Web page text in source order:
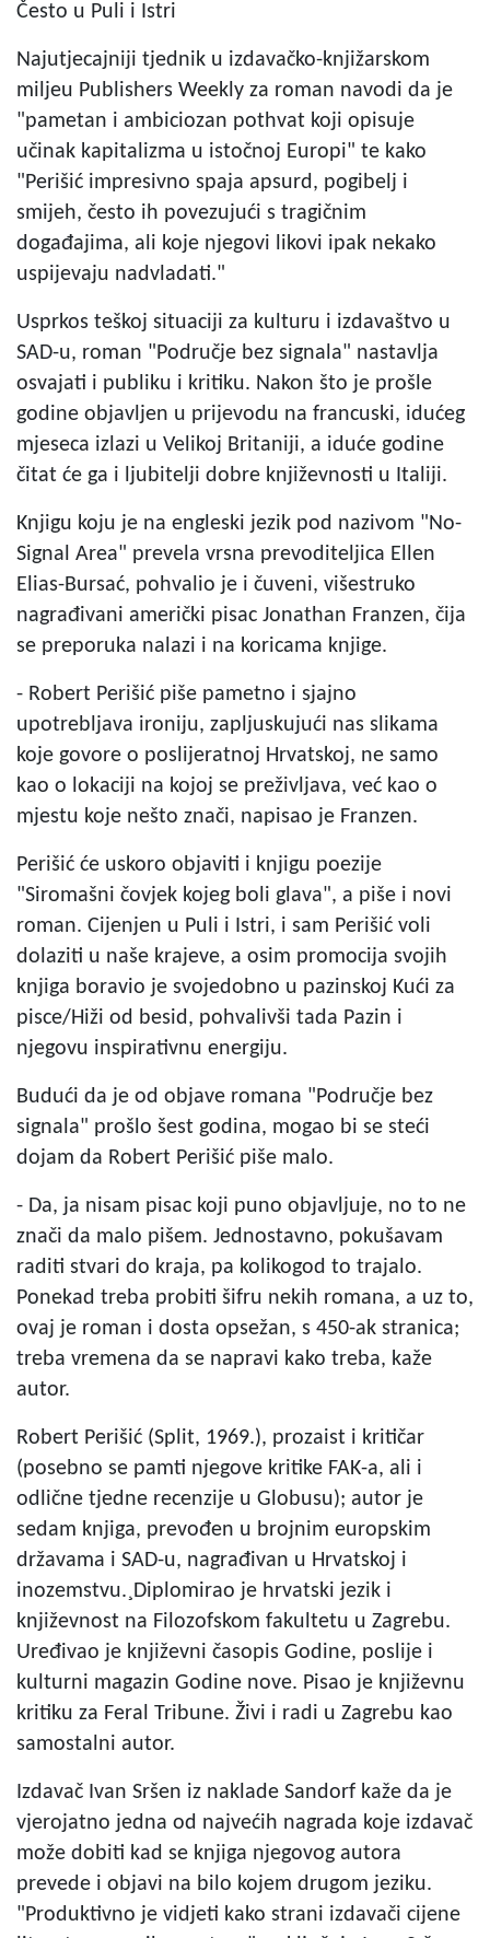
Često u Puli i Istri
Najutjecajniji tjednik u izdavačko-knjižarskom
miljeu Publishers Weekly za roman navodi da je
"pametan i ambiciozan pothvat koji opisuje
učinak kapitalizma u istočnoj Europi" te kako
"Perišić impresivno spaja apsurd, pogibelj i
smijeh, često ih povezujući s tragičnim
događajima, ali koje njegovi likovi ipak nekako
uspijevaju nadvladati."
Usprkos teškoj situaciji za kulturu i izdavaštvo u
SAD-u, roman "Područje bez signala" nastavlja
osvajati i publiku i kritiku. Nakon što je prošle
godine objavljen u prijevodu na francuski, idućeg
mjeseca izlazi u Velikoj Britaniji, a iduće godine
čitat će ga i ljubitelji dobre književnosti u Italiji.
Knjigu koju je na engleski jezik pod nazivom "No-
Signal Area" prevela vrsna prevoditeljica Ellen
Elias-Bursać, pohvalio je i čuveni, višestruko
nagrađivani američki pisac Jonathan Franzen, čija
se preporuka nalazi i na koricama knjige.
- Robert Perišić piše pametno i sjajno
upotrebljava ironiju, zapljuskujući nas slikama
koje govore o poslijeratnoj Hrvatskoj, ne samo
kao o lokaciji na kojoj se preživljava, već kao o
mjestu koje nešto znači, napisao je Franzen.
Perišić će uskoro objaviti i knjigu poezije
"Siromašni čovjek kojeg boli glava", a piše i novi
roman. Cijenjen u Puli i Istri, i sam Perišić voli
dolaziti u naše krajeve, a osim promocija svojih
knjiga boravio je svojedobno u pazinskoj Kući za
pisce/Hiži od besid, pohvalivši tada Pazin i
njegovu inspirativnu energiju.
Budući da je od objave romana "Područje bez
signala" prošlo šest godina, mogao bi se steći
dojam da Robert Perišić piše malo.
- Da, ja nisam pisac koji puno objavljuje, no to ne
znači da malo pišem. Jednostavno, pokušavam
raditi stvari do kraja, pa kolikogod to trajalo.
Ponekad treba probiti šifru nekih romana, a uz to,
ovaj je roman i dosta opsežan, s 450-ak stranica;
treba vremena da se napravi kako treba, kaže
autor.
Robert Perišić (Split, 1969.), prozaist i kritičar
(posebno se pamti njegove kritike FAK-a, ali i
odlične tjedne recenzije u Globusu); autor je
sedam knjiga, prevođen u brojnim europskim
državama i SAD-u, nagrađivan u Hrvatskoj i
inozemstvu.¸Diplomirao je hrvatski jezik i
književnost na Filozofskom fakultetu u Zagrebu.
Uređivao je književni časopis Godine, poslije i
kulturni magazin Godine nove. Pisao je književnu
kritiku za Feral Tribune. Živi i radi u Zagrebu kao
samostalni autor.
Izdavač Ivan Sršen iz naklade Sandorf kaže da je
vjerojatno jedna od najvećih nagrada koje izdavač
može dobiti kad se knjiga njegovog autora
prevede i objavi na bilo kojem drugom jeziku.
"Produktivno je vidjeti kako strani izdavači cijene